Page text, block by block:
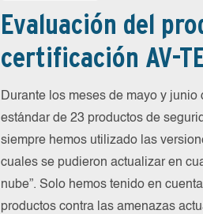
Evaluación del
certificación AV-
Durante los meses de mayo y
estándar de 23 productos de
siempre hemos utilizado las
cuales se pudieron actualizar en
nube”. Solo hemos tenido en
productos contra las amenazas